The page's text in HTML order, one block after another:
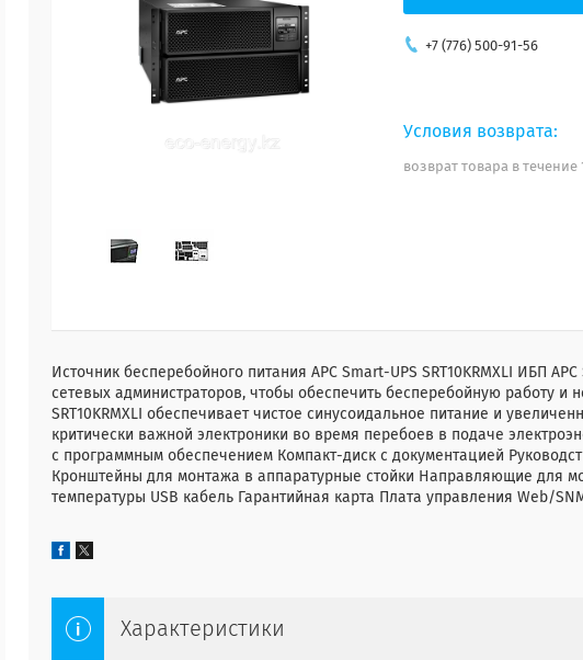
+7 (776) 500-91-56
возврат товара в
Источник бесперебойного питания APC Smart-UPS SRT10KRMXLI ИБП
сетевых администраторов, чтобы обеспечить бесперебойную работу и
SRT10KRMXLI обеспечивает чистое синусоидальное питание и
критически важной электроники во время перебоев в подаче
с программным обеспечением Компакт-диск с документацией
Кронштейны для монтажа в аппаратурные стойки Направляющие для
температуры USB кабель Гарантийная карта Плата управления Web/
Характеристики